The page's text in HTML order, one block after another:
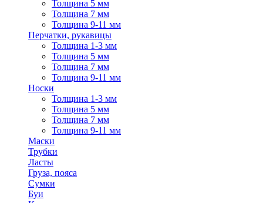
Толщина 5 мм
Толщина 7 мм
Толщина 9-11 мм
Перчатки, рукавицы
Толщина 1-3 мм
Толщина 5 мм
Толщина 7 мм
Толщина 9-11 мм
Носки
Толщина 1-3 мм
Толщина 5 мм
Толщина 7 мм
Толщина 9-11 мм
Маски
Трубки
Ласты
Груза, пояса
Сумки
Буи